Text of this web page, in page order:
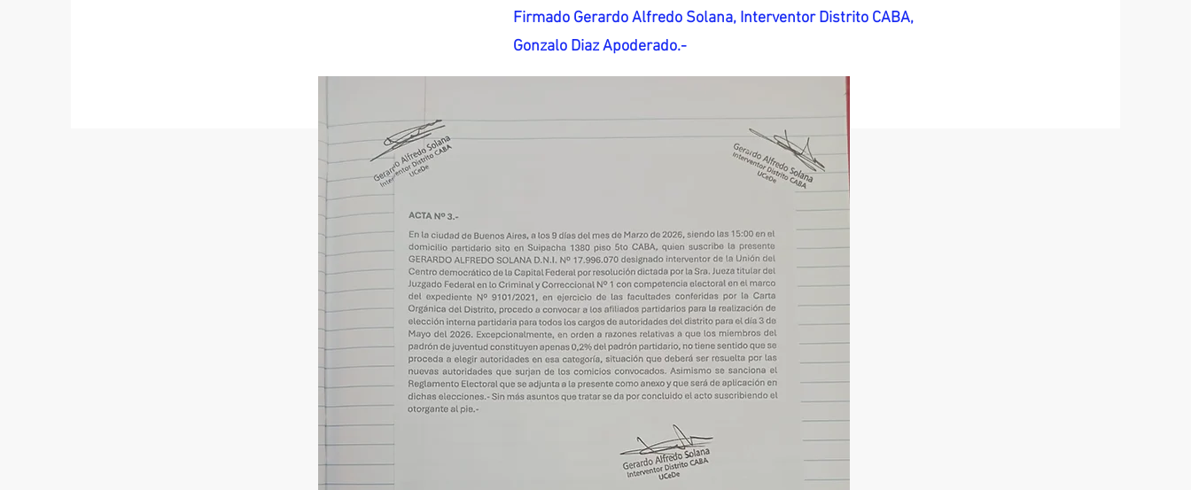
Firmado Gerardo Alfredo Solana, Interventor Distrito CABA,
Gonzalo Diaz Apoderado.-